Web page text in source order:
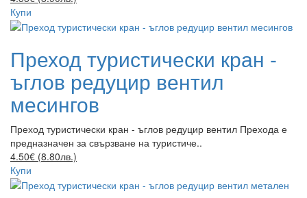
Купи
Преход туристически кран -
ъглов редуцир вентил
месингов
Преход туристически кран - ъглов редуцир вентил Прехода е
предназначен за свързване на туристиче..
4.50€ (8.80лв.)
Купи